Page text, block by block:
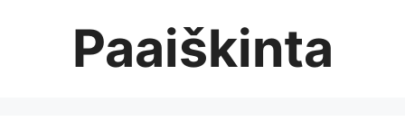
Paaiškinta